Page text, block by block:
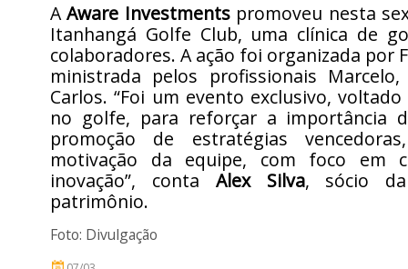
AAware Investmentspromoveu nesta
Itanhangá Golfe Club, uma clínica de
colaboradores. A ação foi organizada por
ministrada pelos profissionais
Carlos. “Foi um evento exclusivo,
no golfe, para reforçar a importância
promoção de estratégias
motivação da equipe, com foco em
inovação”, conta Alex Silva, sócio
patrimônio.
Foto: Divulgação